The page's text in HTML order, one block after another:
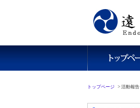
トップページ > 活動報告